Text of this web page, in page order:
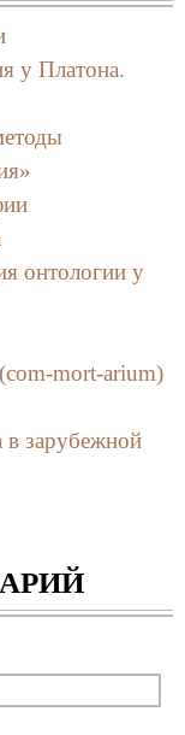
у Платона.
онтологии у
mort-arium)
в зарубежной